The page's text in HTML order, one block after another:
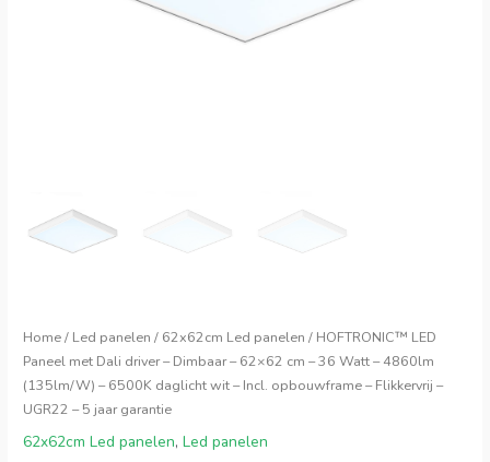
Home/ Led panelen / 62x62cm Led panelen / HOFTRONIC™ LED
Paneel met Dali driver – Dimbaar – 62×62 cm – 36 Watt – 4860lm
(135lm/W) – 6500K daglicht wit – Incl. opbouwframe – Flikkervrij –
UGR22 – 5 jaar garantie
62x62cm Led panelen,Led panelen